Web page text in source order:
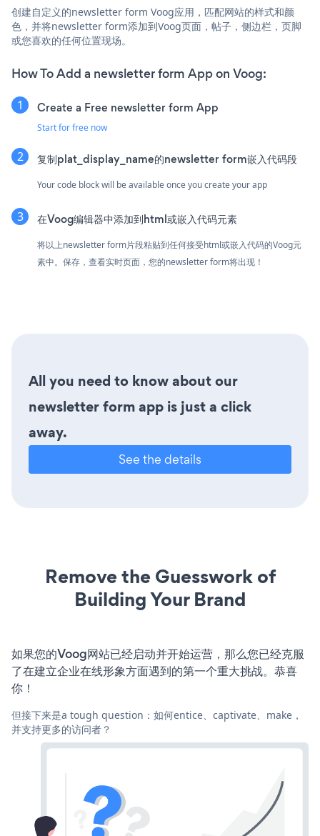
创建自定义的newsletter form Voog应用，匹配网站的样式和颜
色，并将newsletter form添加到Voog页面，帖子，侧边栏，页脚
或您喜欢的任何位置现场。
How To Add a newsletter form App on Voog:
Create a Free newsletter form App
Start for free now
复制plat_display_name的newsletter form嵌入代码段
Your code block will be available once you create your app
在Voog编辑器中添加到html或嵌入代码元素
将以上newsletter form片段粘贴到任何接受html或嵌入代码的Voog元
素中。保存，查看实时页面，您的newsletter form将出现！
All you need to know about our
newsletter form app is just a click
away.
See the details
Remove the Guesswork of
Building Your Brand
如果您的Voog网站已经启动并开始运营，那么您已经克服
了在建立企业在线形象方面遇到的第一个重大挑战。恭喜
你！
但接下来是a tough question：如何entice、captivate、make，
并支持更多的访问者？